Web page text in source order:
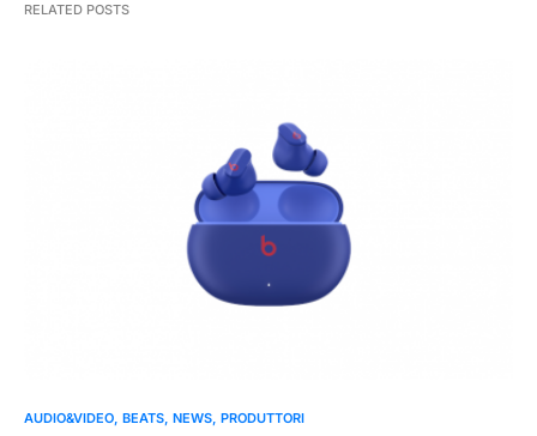
RELATED POSTS
AUDIO&VIDEO BEATS NEWS PRODUTTORI